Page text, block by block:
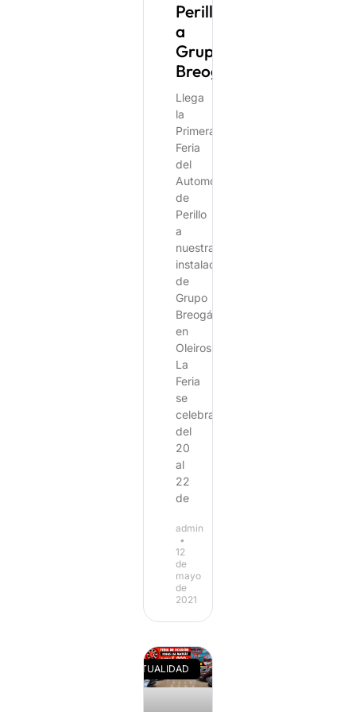
Perillo
a
Grupo
Breogán
Llega
la
Primera
Feria
del
Automóvil
de
Perillo
a
nuestras
instalaciones
de
Grupo
Breogán
en
Oleiros.
La
Feria
se
celebrará
del
20
al
22
de
admin
12
de
mayo
de
2021
ACTUALIDAD